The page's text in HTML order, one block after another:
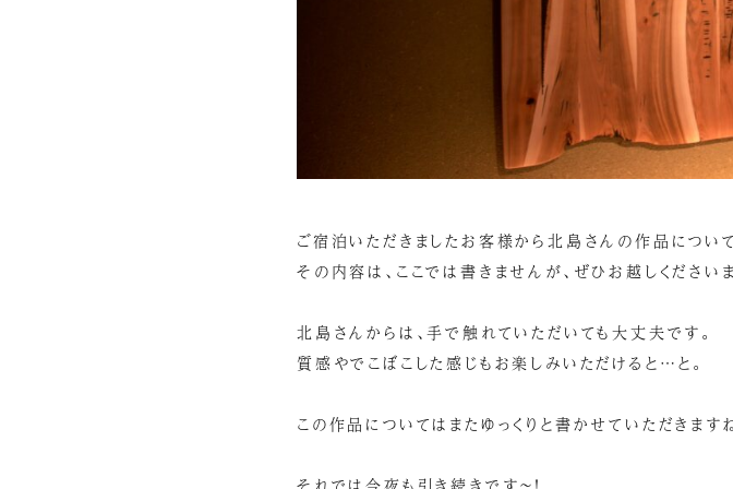
ご宿泊いただきましたお客様から北島さんの作品につい
その内容は、ここでは書きませんが、ぜひお越しください
北島さんからは、手で触れていただいても大丈夫です。
質感やでこぼこした感じもお楽しみいただけると…と。
この作品についてはまたゆっくりと書かせていただきます